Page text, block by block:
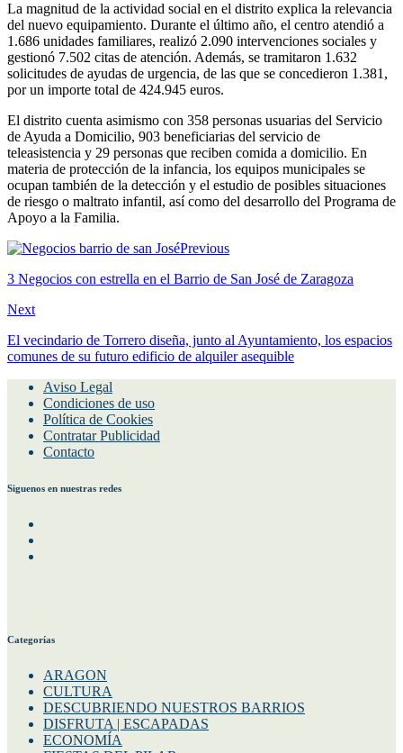
La magnitud de la actividad social en el distrito explica la relevancia
del nuevo equipamiento. Durante el último año, el centro atendió a
1.686 unidades familiares, realizó 2.090 intervenciones sociales y
gestionó 7.502 citas de atención. Además, se tramitaron 1.632
solicitudes de ayudas de urgencia, de las que se concedieron 1.381,
por un importe total de 424.945 euros.
El distrito cuenta asimismo con 358 personas usuarias del Servicio
de Ayuda a Domicilio, 903 beneficiarias del servicio de
teleasistencia y 29 personas que reciben comida a domicilio. En
materia de protección de la infancia, los equipos municipales se
ocupan también de la detección y el estudio de posibles situaciones
de riesgo o maltrato infantil, así como del desarrollo del Programa de
Apoyo a la Familia.
Previous
3 Negocios con estrella en el Barrio de San José de Zaragoza
Next
El vecindario de Torrero diseña, junto al Ayuntamiento, los espacios
comunes de su futuro edificio de alquiler asequible
Aviso Legal
Condiciones de uso
Política de Cookies
Contratar Publicidad
Contacto
Siguenos en nuestras redes
Categorías
ARAGON
CULTURA
DESCUBRIENDO NUESTROS BARRIOS
DISFRUTA | ESCAPADAS
ECONOMÍA